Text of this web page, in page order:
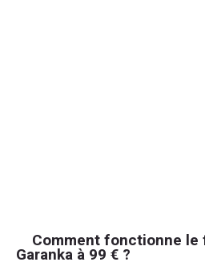
Comment fonctionne
Garanka à 99 € ?